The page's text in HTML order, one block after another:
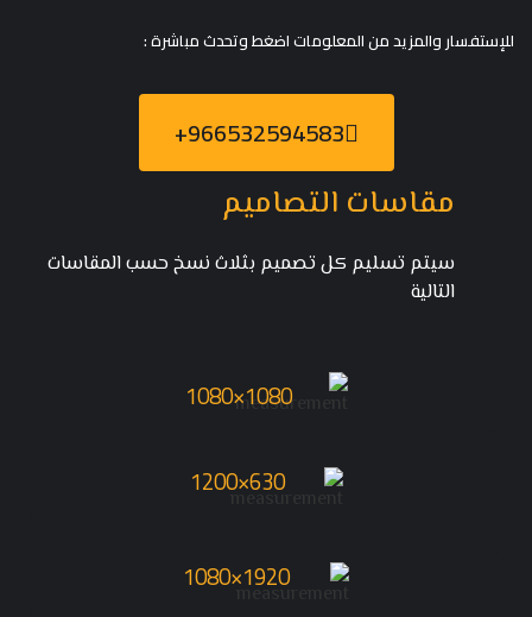
للإستفسار والمزيد من المعلومات اضغط وتحدث مباشرة :
966532594583+
مقاسات التصاميم
سيتم تسليم كل تصميم بثلاث نسخ حسب المقاسات
التالية
1080×1080
630×1200
1920×1080